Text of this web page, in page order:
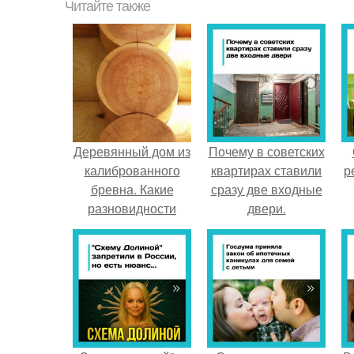
Читайте также
Деревянный дом из
калиброванного
бревна. Какие
разновидности
жилищ можно
взводить?
Почему в советских
квартирах ставили
сразу две входные
двери.